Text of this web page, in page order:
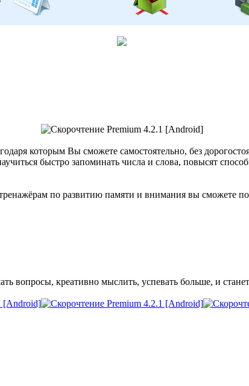
которым Вы сможете самостоятельно, без
быстро запоминать числа и слова, повысят
по развитию памяти и внимания вы сможете
вопросы, креативно мыслить, успевать больше, и